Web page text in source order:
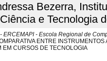
Bezerra,
e Tecnologia
- ERCEMAPI - Escola Regional de
ENTRE
EM CURSOS DE TECNOLOGIA